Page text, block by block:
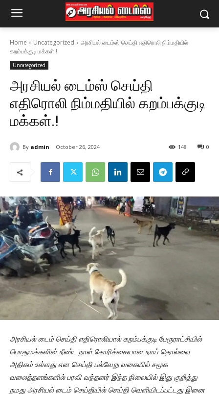
Home Uncategorized
அரசியல் டைம்ஸ் செய்தி எதிரொலி நிம்மதியில்
கறம்பக்குடி மக்கள்.!
Uncategorized
அரசியல் டைம்ஸ் செய்தி
எதிரொலி நிம்மதியில் கறம்பக்குடி
மக்கள்.!
By admin October 26, 2024 0
148
அரசியல் டைம் செய்தி எதிரொலியால் கறம்பக்குடி பேரூராட்சியில்
பொதுமக்களின் நீண்ட நாள் கோரிக்கையான நாய் தொல்லை
அதிகம் உள்ளது என செய்தி பல்வேறு வகையில் சமூக
வலைத்தளங்களில் பரவி வந்தனர் இந்த நிலையில் இது குறித்து
நமது அரசியல் டைம் செய்தியில் செய்தி வெளியிடப்பட்டது இனை